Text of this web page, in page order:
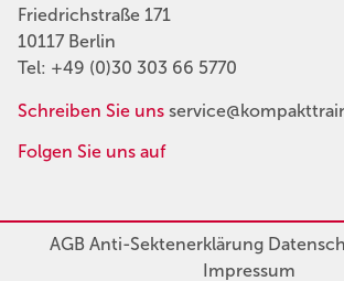
Friedrichstraße 171
10117 Berlin
Tel: +49 (0)30 303 66 5770
Schreiben Sie uns
Folgen Sie uns auf
AGBAnti-Sektenerklärung
Impressum